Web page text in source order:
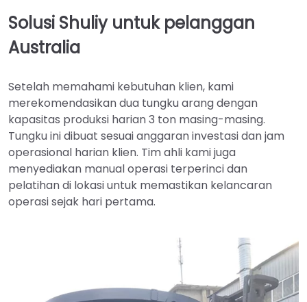
Solusi Shuliy untuk pelanggan
Australia
Setelah memahami kebutuhan klien, kami
merekomendasikan dua tungku arang dengan
kapasitas produksi harian 3 ton masing-masing.
Tungku ini dibuat sesuai anggaran investasi dan jam
operasional harian klien. Tim ahli kami juga
menyediakan manual operasi terperinci dan
pelatihan di lokasi untuk memastikan kelancaran
operasi sejak hari pertama.